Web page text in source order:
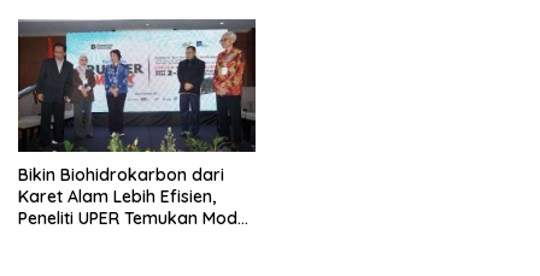
Bikin Biohidrokarbon dari
Karet Alam Lebih Efisien,
Peneliti UPER Temukan Model